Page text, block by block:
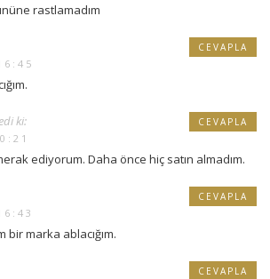
rastlamadım
CEVAPLA
ki:
ediyorum. Daha önce hiç satın almadım.
CEVAPLA
marka ablacığım.
CEVAPLA
CEVAPLA